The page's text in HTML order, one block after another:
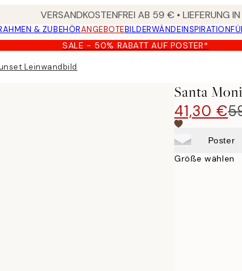
VERSANDKOSTENFREI AB 59 € • LIEFERUNG
& ZUBEHÖRANGEBOTEBILDERWÄNDEINSPIRATION
SALE - 50% RABATT AUF POSTER*
Leinwandbild
Santa
41,30 €
Poster
Größe wählen